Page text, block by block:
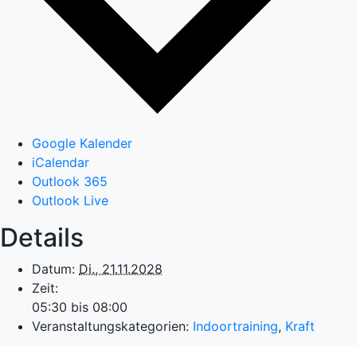
Google Kalender
iCalendar
Outlook 365
Outlook Live
Details
Datum: Di., 21.11.2028
Zeit:
05:30 bis 08:00
Veranstaltungskategorien: Indoortraining, Kraft